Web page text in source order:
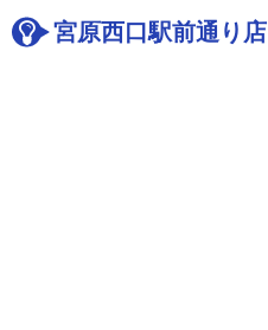
宮原西口駅前通り店